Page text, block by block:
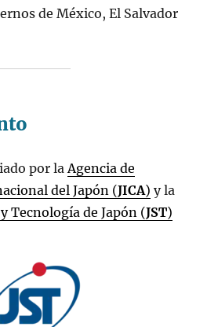
de México, El Salvador
por la Agencia de
del Japón (JICA) y la
Tecnología de Japón (JST)